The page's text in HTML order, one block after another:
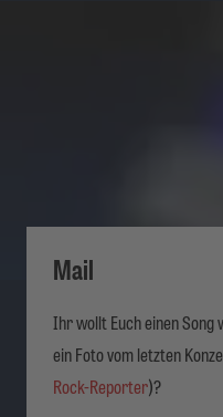
Mail
Ihr wollt Euch einen Song
ein Foto vom letzten
Rock-Reporter)?